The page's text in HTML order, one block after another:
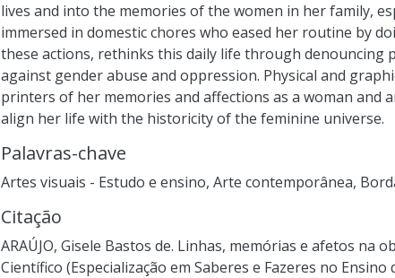
lives and into the memories of the women in her family,
immersed in domestic chores who eased her routine by
these actions, rethinks this daily life through denouncing
against gender abuse and oppression. Physical and
printers of her memories and affections as a woman and
align her life with the historicity of the feminine universe.
Palavras-chave
Artes visuais - Estudo e ensino, Arte contemporânea,
Citação
ARAÚJO, Gisele Bastos de. Linhas, memórias e afetos na
Científico (Especialização em Saberes e Fazeres no